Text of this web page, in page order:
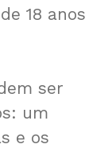
18 anos
ser
um
e os